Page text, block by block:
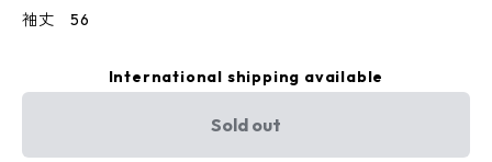
袖丈 56
International shipping available
Sold out